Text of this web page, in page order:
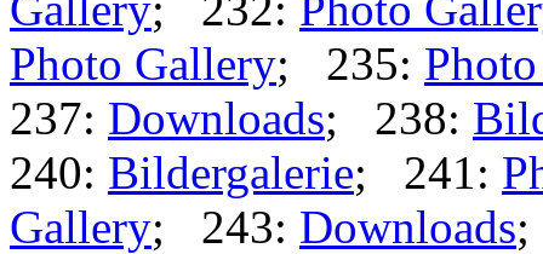
Photo Gallery; 235:
237: Downloads; 238:
240: Bildergalerie; 241:
Gallery; 243: Downloads